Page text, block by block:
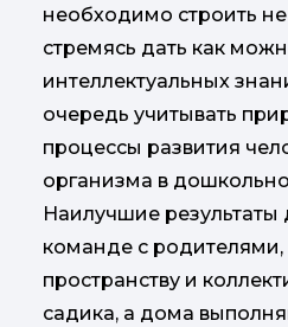
необходимо строить не
стремясь дать как
интеллектуальных
очередь учитывать
процессы развития
организма в
Наилучшие результаты
команде с
пространству и
садика, а дома